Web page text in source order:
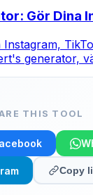
Gör Dina
generator,
THIS TOOL
Copy